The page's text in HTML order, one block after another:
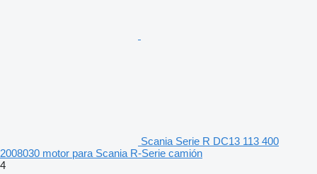
Scania Serie R DC13 113 400
2008030 motor para Scania R-Serie camión
4